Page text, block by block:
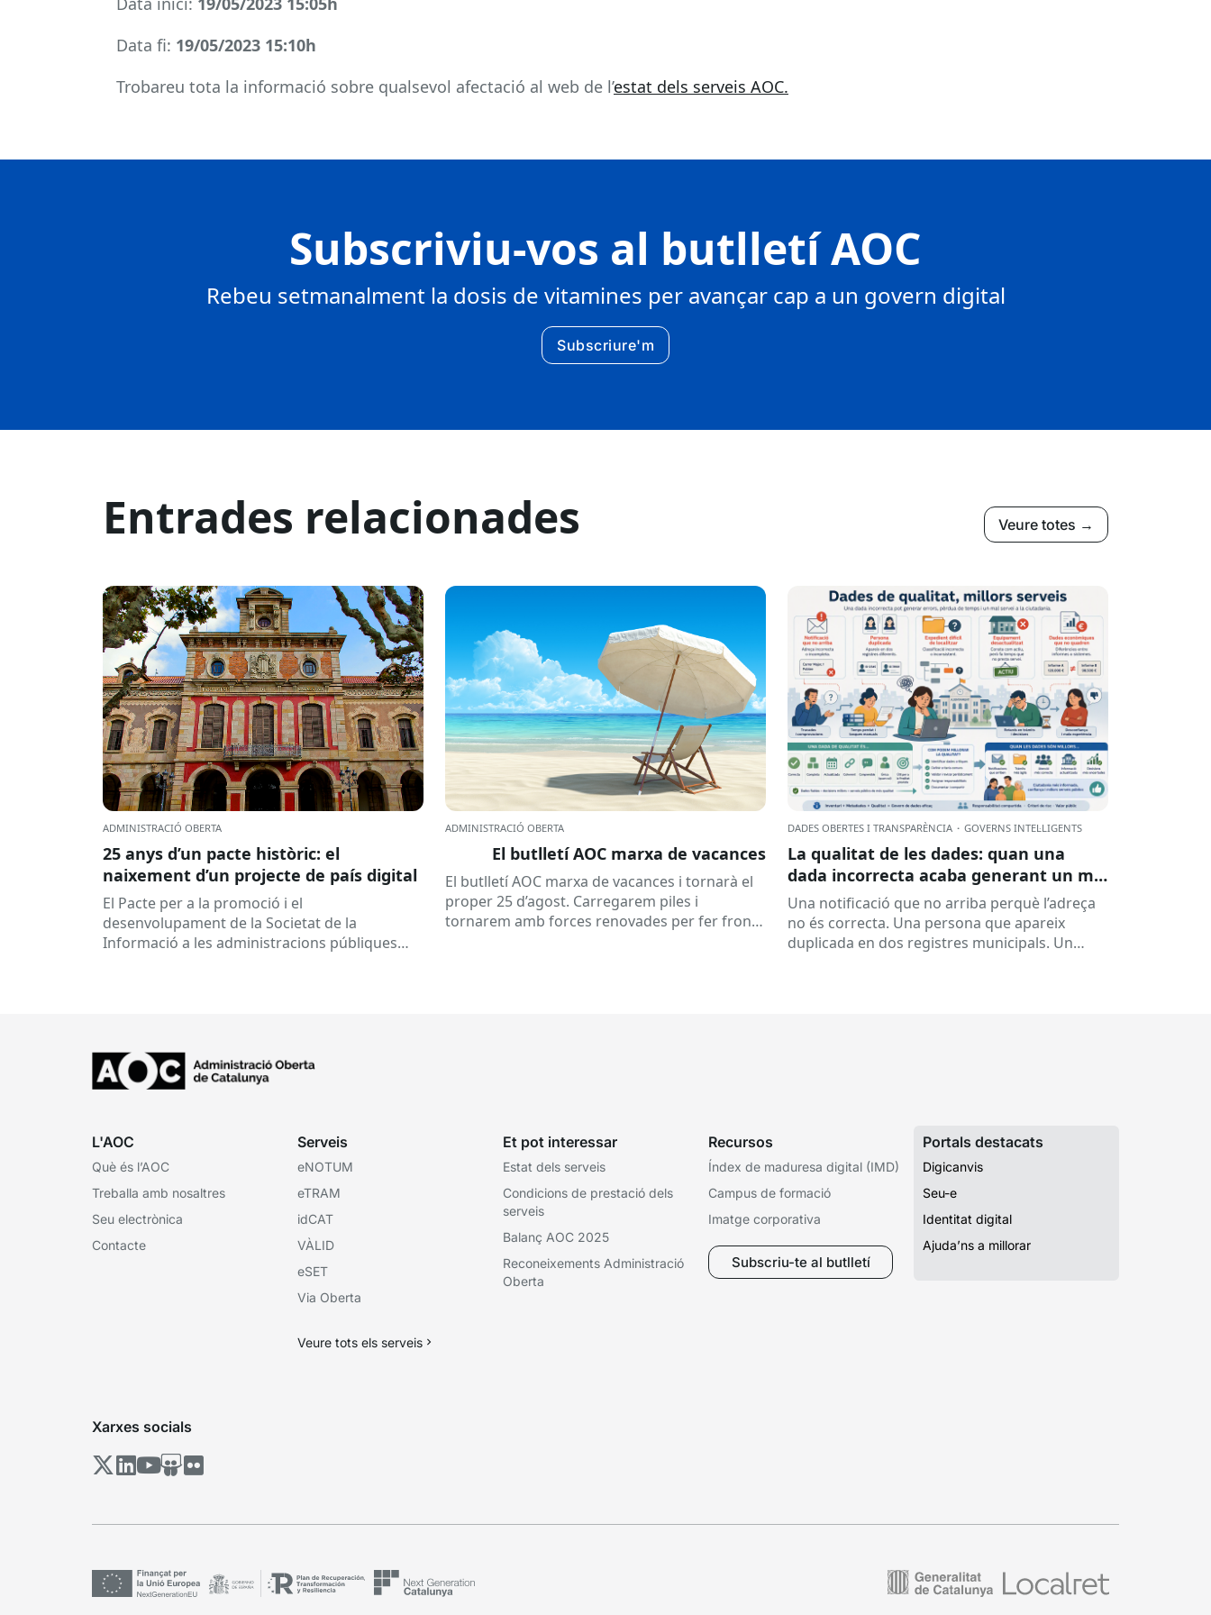
Data fi: 19/05/2023 15:10h
Trobareu tota la informació sobre qualsevol afectació al web de l’estat dels serveis AOC.
Subscriviu-vos al butlletí AOC
Rebeu setmanalment la dosis de vitamines per avançar cap a un govern digital
Subscriure'm
Entrades relacionades Veure totes →
ADMINISTRACIÓ OBERTA
25 anys d’un pacte històric: el
naixement d’un projecte de país digital
El Pacte per a la promoció i el
desenvolupament de la Societat de la
Informació a les administracions públiques
ADMINISTRACIÓ OBERTA
El butlletí AOC marxa de vacances
El butlletí AOC marxa de vacances i tornarà el
proper 25 d’agost. Carregarem piles i
tornarem amb forces renovades per fer front
DADES OBERTES I TRANSPARÈNCIA · GOVERNS INTEL·LIGENTS
La qualitat de les dades: quan una
dada incorrecta acaba generant un mal
servei
Una notificació que no arriba perquè l’adreça
no és correcta. Una persona que apareix
duplicada en dos registres municipals. Un
L'AOC
Què és l’AOC
Treballa amb nosaltres
Seu electrònica
Contacte
Serveis
eNOTUM
eTRAM
idCAT
VÀLID
eSET
Via Oberta
Veure tots els serveis
Et pot interessar
Estat dels serveis
Condicions de prestació dels
serveis
Balanç AOC 2025
Reconeixements Administració
Oberta
Recursos
Índex de maduresa digital (IMD)
Campus de formació
Imatge corporativa
Subscriu-te al butlletí
Portals destacats
Digicanvis
Seu-e
Identitat digital
Ajuda’ns a millorar
Xarxes socials